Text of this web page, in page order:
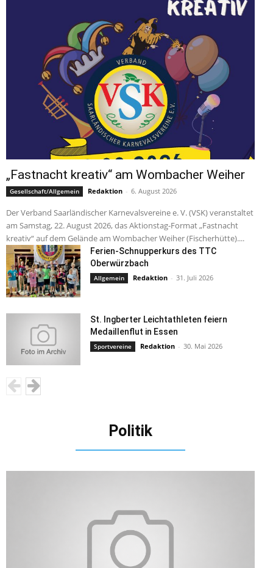
„Fastnacht kreativ“ am Wombacher Weiher
Gesellschaft/Allgemein Redaktion - 6. August 2026
Der Verband Saarländischer Karnevalsvereine e. V. (VSK) veranstaltet
am Samstag, 22. August 2026, das Aktionstag-Format „Fastnacht
kreativ“ auf dem Gelände am Wombacher Weiher (Fischerhütte)....
Ferien-Schnupperkurs des TTC
Oberwürzbach
Allgemein Redaktion - 31. Juli 2026
St. Ingberter Leichtathleten feiern
Medaillenflut in Essen
Sportvereine Redaktion - 30. Mai 2026
Politik